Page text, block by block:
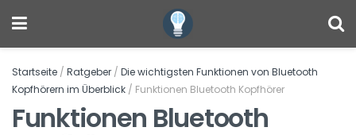
Startseite / Ratgeber / Die wichtigsten Funktionen von Bluetooth
Kopfhörern im Überblick / Funktionen Bluetooth Kopfhörer
Funktionen Bluetooth